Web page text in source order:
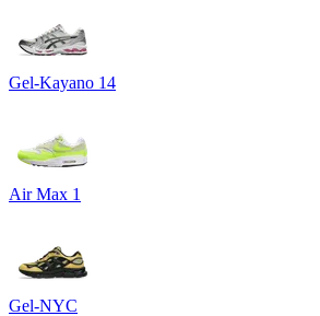
Gel-Kayano 14
Air Max 1
Gel-NYC